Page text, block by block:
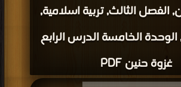
الفصل الثالث, تربية اسلامية,
2018, الوحدة الخامسة الدرس الرابع
غزوة حنين PDF